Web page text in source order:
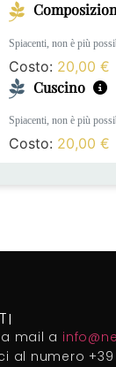
Spiacenti, non è più
Costo: 20,00 €
Cuscino
Spiacenti, non è più
Costo: 20,00 €
mail a
al numero +39